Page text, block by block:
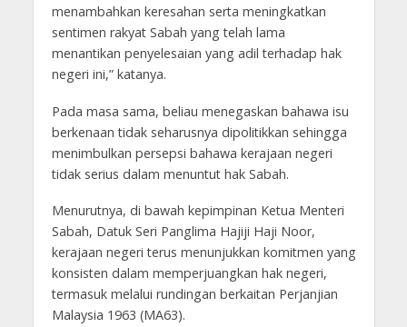
menambahkan keresahan serta meningkatkan
sentimen rakyat Sabah yang telah lama
menantikan penyelesaian yang adil terhadap hak
negeri ini,” katanya.
Pada masa sama, beliau menegaskan bahawa isu
berkenaan tidak seharusnya dipolitikkan sehingga
menimbulkan persepsi bahawa kerajaan negeri
tidak serius dalam menuntut hak Sabah.
Menurutnya, di bawah kepimpinan Ketua Menteri
Sabah, Datuk Seri Panglima Hajiji Haji Noor,
kerajaan negeri terus menunjukkan komitmen yang
konsisten dalam memperjuangkan hak negeri,
termasuk melalui rundingan berkaitan Perjanjian
Malaysia 1963 (MA63).